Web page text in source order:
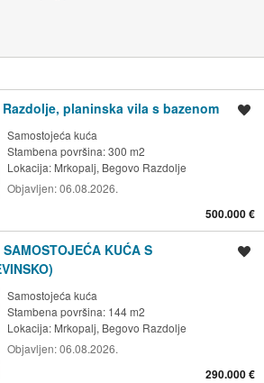
planinska vila s bazenom
Samostojeća kuća
Stambena površina: 300 m2
Lokacija: Mrkopalj, Begovo Razdolje
Objavljen:06.08.2026.
500.000 €
KUĆA S
Samostojeća kuća
Stambena površina: 144 m2
Lokacija: Mrkopalj, Begovo Razdolje
Objavljen:06.08.2026.
290.000 €